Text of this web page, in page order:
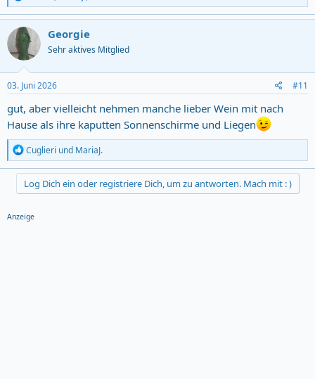
e
a
c
t
o
n
s
:
Georgie
Sehr aktives Mitglied
03. Juni 2026 #11
gut, aber vielleicht nehmen manche lieber Wein mit nach
Hause als ihre kaputten Sonnenschirme und Liegen
R
e
a
c
t
o
Cuglieri und MariaJ.
Log Dich ein oder registriere Dich, um zu antworten. Mach mit : )
Anzeige